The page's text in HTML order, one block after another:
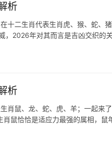
析
十二生肖代表生肖虎、猴、蛇、
，2026年对其而言是吉凶交织的
析
肖鼠、龙、蛇、虎、羊；一起来
鼠恰恰是适应力最强的属相，鼠